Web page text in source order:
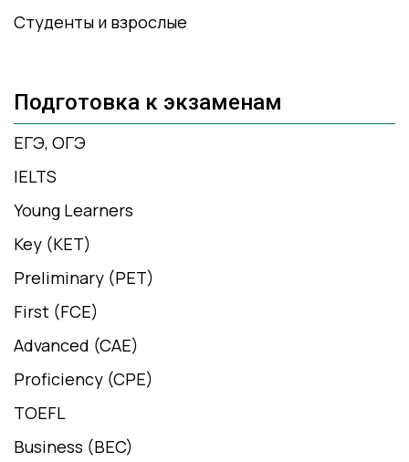
Студенты и взрослые
Подготовка к экзаменам
ЕГЭ, ОГЭ
IELTS
Young Learners
Key (KET)
Preliminary (PET)
First (FCE)
Advanced (CAE)
Proficiency (CPE)
TOEFL
Business (BEC)